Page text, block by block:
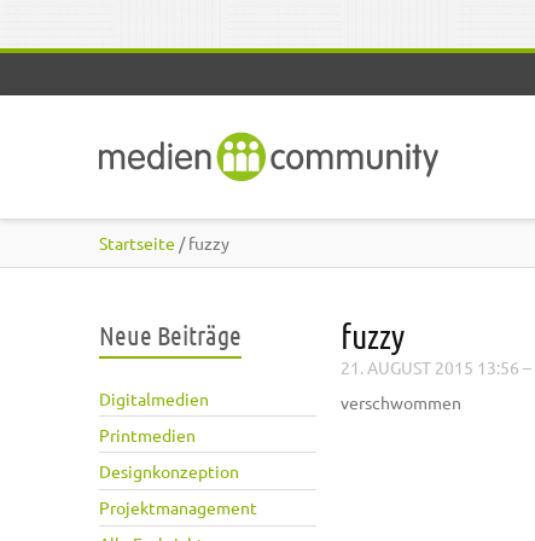
Startseite / fuzzy
Neue Beiträge
Digitalmedien
Printmedien
Designkonzeption
Projektmanagement
fuzzy
21. AUGUST 2015 13:56 –
verschwommen